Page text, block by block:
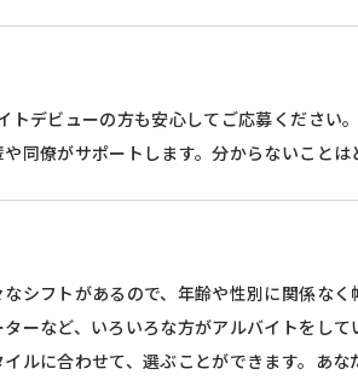
デビューの方も安心してご応募ください。
同僚がサポートします。分からないことは
シフトがあるので、年齢や性別に関係なく
ーなど、いろいろな方がアルバイトをして
ルに合わせて、選ぶことができます。あな